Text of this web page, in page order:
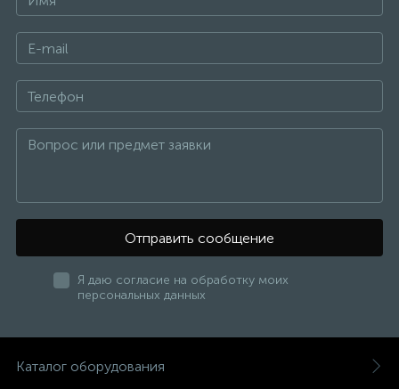
Отправить сообщение
Я даю согласие на обработку моих
персональных данных
Каталог оборудования